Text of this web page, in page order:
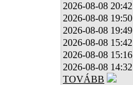
2026-08-08 20:42
2026-08-08 19:50
2026-08-08 19:49
2026-08-08 15:42
2026-08-08 15:16
2026-08-08 14:32
TOVÁBB